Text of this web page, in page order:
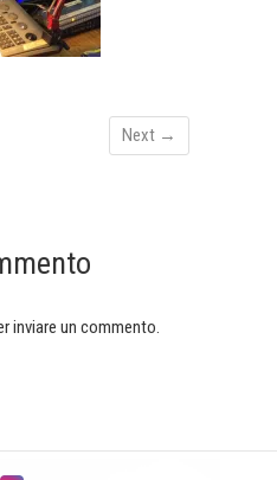
Next →
inviare un commento.